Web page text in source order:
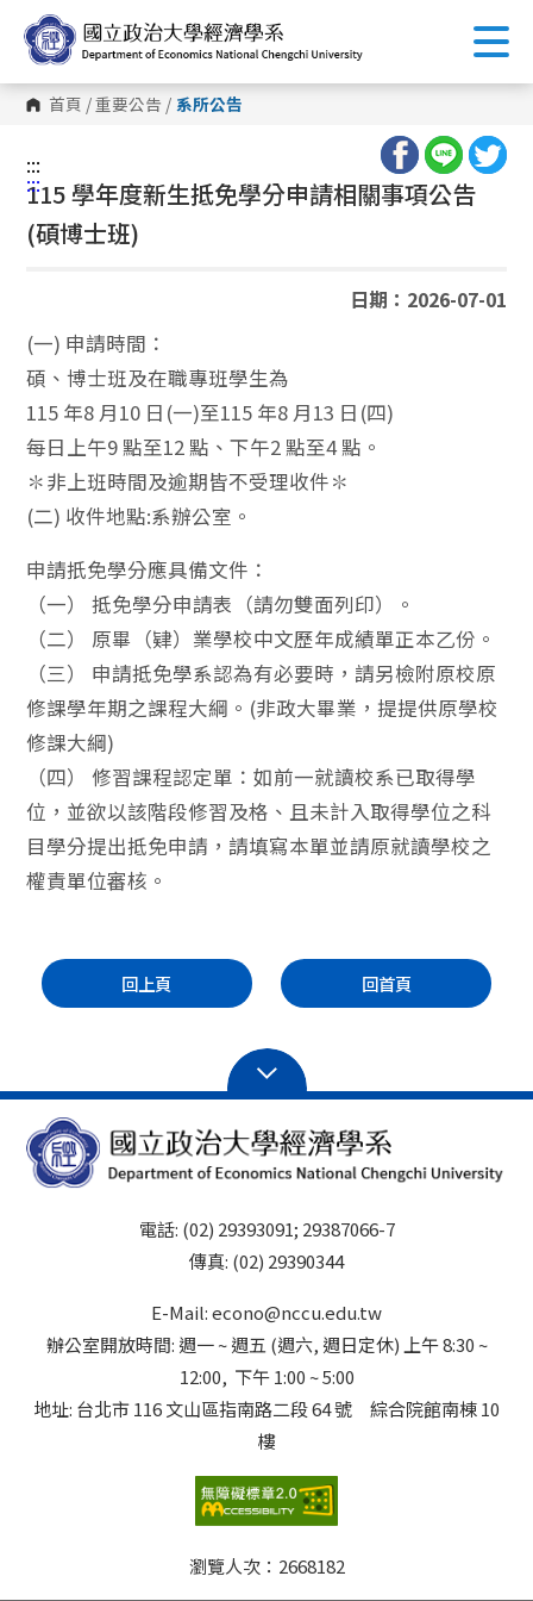
到
主
內
容 首頁 /重要公告 / 系所公告
:::
:::
115 學年度新生抵免學分申請相關事項公告
(碩博士班)
日期：2026-07-01
(一) 申請時間：
碩、博士班及在職專班學生為
115 年8 月10 日(一)至115 年8 月13 日(四)
每日上午9 點至12 點、下午2 點至4 點。
✽非上班時間及逾期皆不受理收件✽
(二) 收件地點:系辦公室。
申請扺免學分應具備文件：
（一） 抵免學分申請表（請勿雙面列印）。
（二） 原畢（肄）業學校中文歷年成績單正本乙份。
（三） 申請抵免學系認為有必要時，請另檢附原校原
修課學年期之課程大綱。(非政大畢業，提提供原學校
修課大綱)
（四） 修習課程認定單：如前一就讀校系已取得學
位，並欲以該階段修習及格、且未計入取得學位之科
目學分提出抵免申請，請填寫本單並請原就讀學校之
權責單位審核。
回上頁 回首頁
電話: (02) 29393091; 29387066-7
傳真: (02) 29390344
E-Mail: econo@nccu.edu.tw
辦公室開放時間: 週一 ~ 週五 (週六, 週日定休) 上午 8:30 ~
12:00, 下午 1:00 ~ 5:00
地址: 台北市 116 文山區指南路二段 64 號 綜合院館南棟 10
樓
瀏覽人次： 2668182